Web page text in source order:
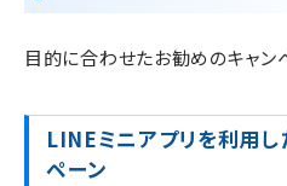
目的に合わせたお勧めのキャン
LINEミニアプリを利用し
ペーン